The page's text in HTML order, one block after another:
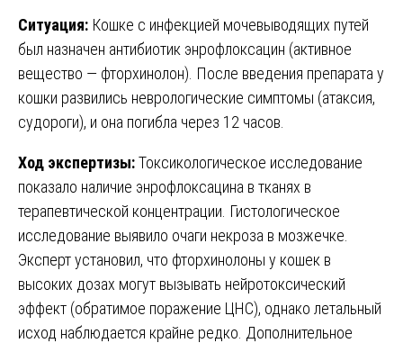
Ситуация: Кошке с инфекцией мочевыводящих путей
был назначен антибиотик энрофлоксацин (активное
вещество — фторхинолон). После введения препарата у
кошки развились неврологические симптомы (атаксия,
судороги), и она погибла через 12 часов.
Ход экспертизы:Токсикологическое исследование
показало наличие энрофлоксацина в тканях в
терапевтической концентрации. Гистологическое
исследование выявило очаги некроза в мозжечке.
Эксперт установил, что фторхинолоны у кошек в
высоких дозах могут вызывать нейротоксический
эффект (обратимое поражение ЦНС), однако летальный
исход наблюдается крайне редко. Дополнительное